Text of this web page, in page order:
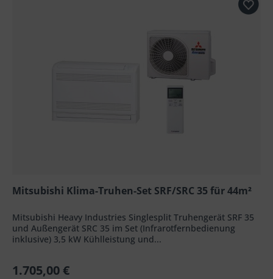
Mitsubishi Klima-Truhen-Set SRF/SRC 35 für 44m²
Mitsubishi Heavy Industries Singlesplit Truhengerät SRF 35
und Außengerät SRC 35 im Set (Infrarotfernbedienung
inklusive) 3,5 kW Kühlleistung und...
1.705,00 €